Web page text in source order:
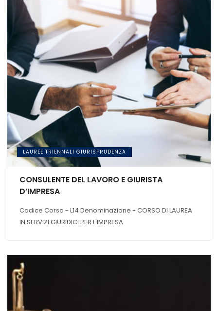
LAUREE TRIENNALI GIURISPRUDENZA
CONSULENTE DEL LAVORO E GIURISTA
D’IMPRESA
Codice Corso - L14 Denominazione - CORSO DI LAUREA
IN SERVIZI GIURIDICI PER L'IMPRESA